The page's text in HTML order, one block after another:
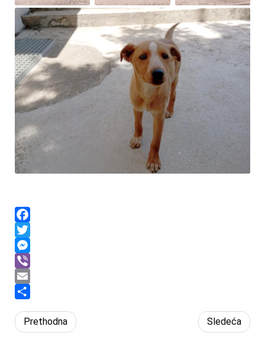
Facebook
Twitter
Messenger
Viber
Email
Prethodna
Sledeća